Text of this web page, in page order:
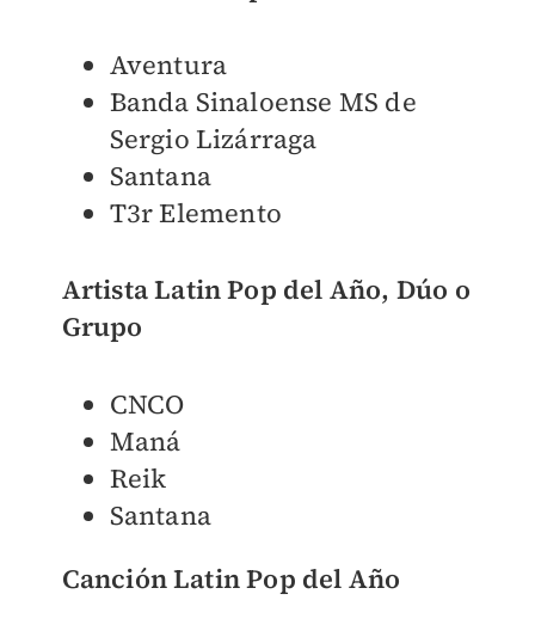
Aventura
Banda Sinaloense MS de
Sergio Lizárraga
Santana
T3r Elemento
Artista Latin Pop del Año, Dúo o
Grupo
CNCO
Maná
Reik
Santana
Canción Latin Pop del Año